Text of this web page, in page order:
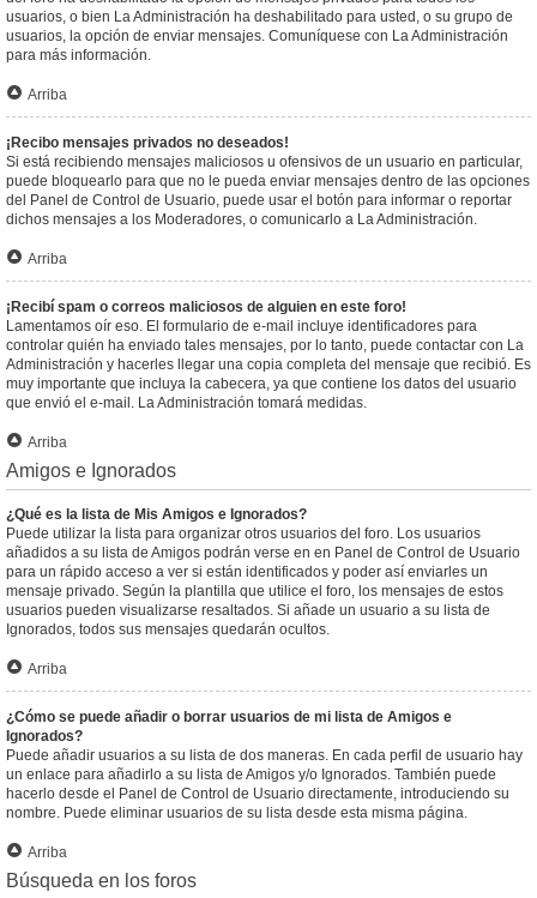
usuarios, o bien La Administración ha deshabilitado para usted, o su grupo de
usuarios, la opción de enviar mensajes. Comuníquese con La Administración
para más información.
Arriba
¡Recibo mensajes privados no deseados!
Si está recibiendo mensajes maliciosos u ofensivos de un usuario en particular,
puede bloquearlo para que no le pueda enviar mensajes dentro de las opciones
del Panel de Control de Usuario, puede usar el botón para informar o reportar
dichos mensajes a los Moderadores, o comunicarlo a La Administración.
Arriba
¡Recibí spam o correos maliciosos de alguien en este foro!
Lamentamos oír eso. El formulario de e-mail incluye identificadores para
controlar quién ha enviado tales mensajes, por lo tanto, puede contactar con La
Administración y hacerles llegar una copia completa del mensaje que recibió. Es
muy importante que incluya la cabecera, ya que contiene los datos del usuario
que envió el e-mail. La Administración tomará medidas.
Arriba
Amigos e Ignorados
¿Qué es la lista de Mis Amigos e Ignorados?
Puede utilizar la lista para organizar otros usuarios del foro. Los usuarios
añadidos a su lista de Amigos podrán verse en en Panel de Control de Usuario
para un rápido acceso a ver si están identificados y poder así enviarles un
mensaje privado. Según la plantilla que utilice el foro, los mensajes de estos
usuarios pueden visualizarse resaltados. Si añade un usuario a su lista de
Ignorados, todos sus mensajes quedarán ocultos.
Arriba
¿Cómo se puede añadir o borrar usuarios de mi lista de Amigos e
Ignorados?
Puede añadir usuarios a su lista de dos maneras. En cada perfil de usuario hay
un enlace para añadirlo a su lista de Amigos y/o Ignorados. También puede
hacerlo desde el Panel de Control de Usuario directamente, introduciendo su
nombre. Puede eliminar usuarios de su lista desde esta misma página.
Arriba
Búsqueda en los foros